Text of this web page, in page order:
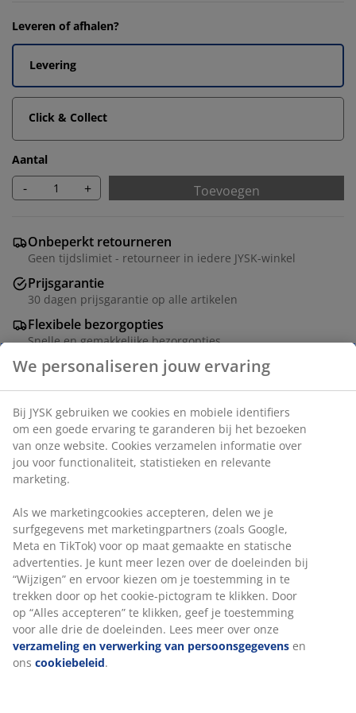
Leveren of afhalen?
Levering
Click & Collect
Aantal
- + Toevoegen
Onbeperkt retourneren
Geen tijdslimiet - retourneer in iedere JYSK-winkel
Prijsgarantie
30 dagen prijsgarantie op alle artikelen
Flexibele bezorgopties
Snelle en gemakkelijke bezorgopties
Specificaties
Beoordelingen
( 6)
Levering
We personaliseren jouw ervaring
Bij JYSK gebruiken we cookies en mobiele identifiers
om een goede ervaring te garanderen bij het bezoeken
van onze website. Cookies verzamelen informatie over
jou voor functionaliteit, statistieken en relevante
marketing.
Als we marketingcookies accepteren, delen we je
surfgegevens met marketingpartners (zoals Google,
Meta en TikTok) voor op maat gemaakte en statische
advertenties. Je kunt meer lezen over de doeleinden bij
“Wijzigen” en ervoor kiezen om je toestemming in te
trekken door op het cookie-pictogram te klikken. Door
op “Alles accepteren” te klikken, geef je toestemming
voor alle drie de doeleinden. Lees meer over onze
verzameling en verwerking van persoonsgegevens en
ons cookiebeleid.